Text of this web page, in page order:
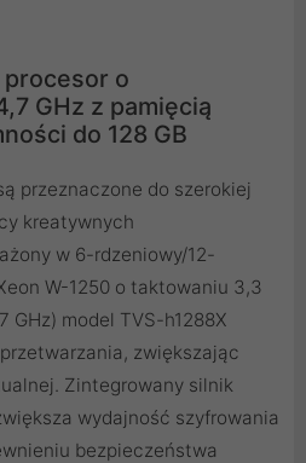
o
GHz z pamięcią
do 128 GB
przeznaczone do szerokiej
kreatywnych
w 6-rdzeniowy/12-
W-1250 o taktowaniu 3,3
GHz) model TVS-h1288X
zwiększając
Zintegrowany silnik
wydajność szyfrowania
bezpieczeństwa